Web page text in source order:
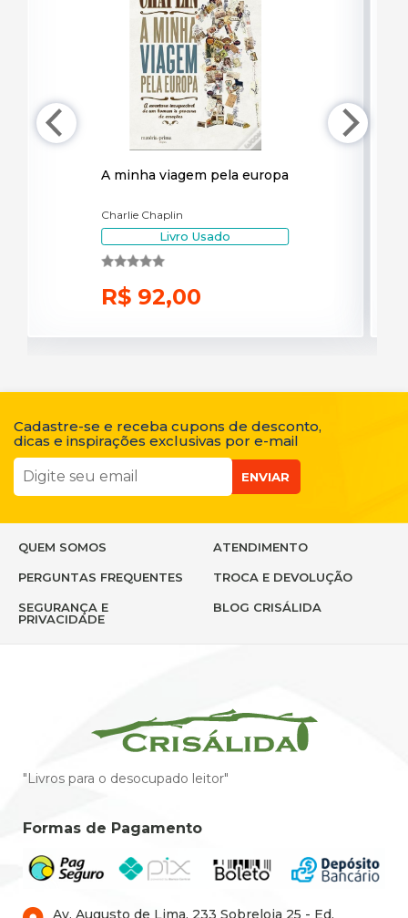
A minha viagem pela europa
Charlie Chaplin
Livro Usado
R$ 92,00
Cadastre-se e receba cupons de desconto,
dicas e inspirações exclusivas por e-mail
ENVIAR
QUEM SOMOS ATENDIMENTO
PERGUNTAS FREQUENTES TROCA E DEVOLUÇÃO
SEGURANÇA E
PRIVACIDADE
BLOG CRISÁLIDA
"Livros para o desocupado leitor"
Formas de Pagamento